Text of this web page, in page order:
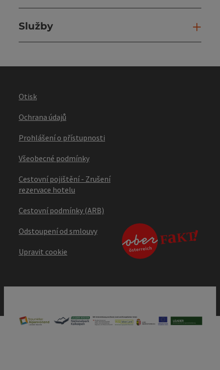
Služby
Otisk
Ochrana údajů
Prohlášení o přístupnosti
Všeobecné podmínky
Cestovní pojištění - Zrušení
rezervace hotelu
Cestovní podmínky (ARB)
Odstoupení od smlouvy
Upravit cookie